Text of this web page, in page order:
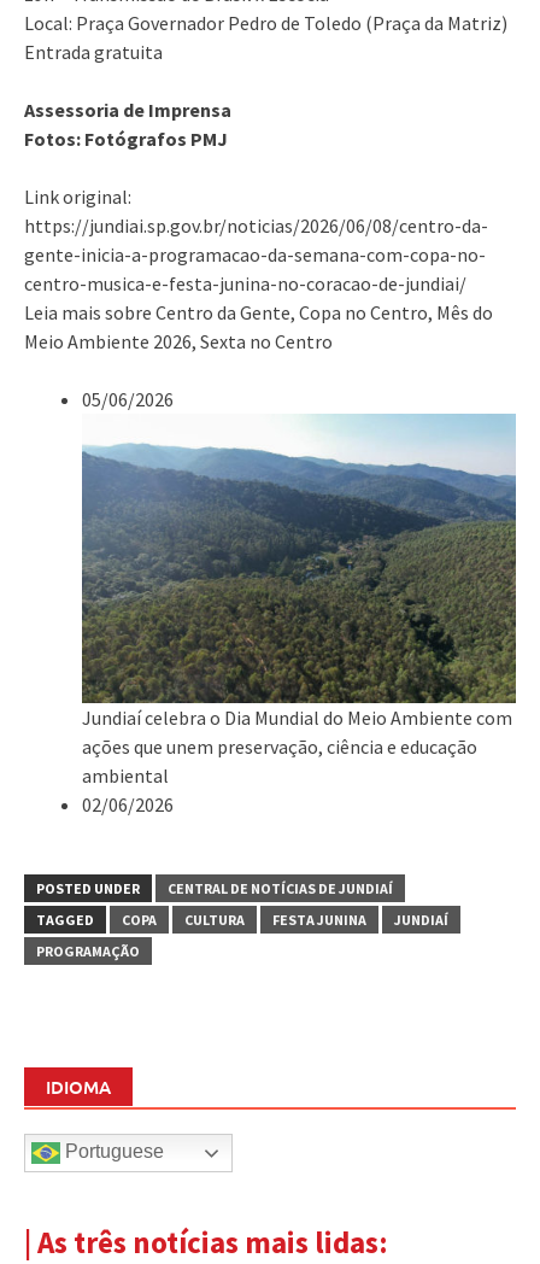
Local: Praça Governador Pedro de Toledo (Praça da Matriz)
Entrada gratuita
Assessoria de Imprensa
Fotos: Fotógrafos PMJ
Link original:
https://jundiai.sp.gov.br/noticias/2026/06/08/centro-da-
gente-inicia-a-programacao-da-semana-com-copa-no-
centro-musica-e-festa-junina-no-coracao-de-jundiai/
Leia mais sobre Centro da Gente, Copa no Centro, Mês do
Meio Ambiente 2026, Sexta no Centro
05/06/2026
Jundiaí celebra o Dia Mundial do Meio Ambiente com
ações que unem preservação, ciência e educação
ambiental
02/06/2026
POSTED UNDER
CENTRAL DE NOTÍCIAS DE JUNDIAÍ
TAGGED
COPA CULTURA FESTA JUNINA
JUNDIAÍ
PROGRAMAÇÃO
IDIOMA
Portuguese
| As três notícias mais lidas: